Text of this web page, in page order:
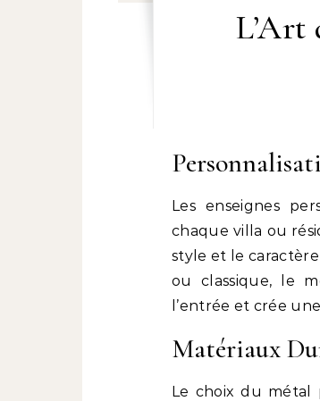
L’Art
Les enseignes
chaque villa ou
style et le
ou classique, le
l’entrée et crée
Matériaux
Le choix du métal